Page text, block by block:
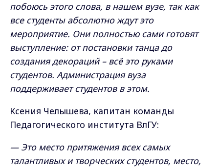
побоюсь этого слова, в нашем вузе, так как
все студенты абсолютно ждут это
мероприятие. Они полностью сами готовят
выступление: от постановки танца до
создания декораций – всё это руками
студентов. Администрация вуза
поддерживает студентов в этом.
Ксения Челышева, капитан команды
Педагогического института ВлГУ:
— Это место притяжения всех самых
талантливых и творческих студентов, место,